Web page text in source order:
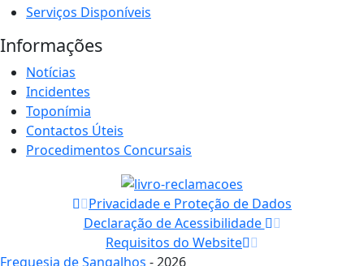
Serviços Disponíveis
Informações
Notícias
Incidentes
Toponímia
Contactos Úteis
Procedimentos Concursais
Privacidade e Proteção de Dados
Declaração de Acessibilidade
Requisitos do Website
Freguesia de Sangalhos - 2026